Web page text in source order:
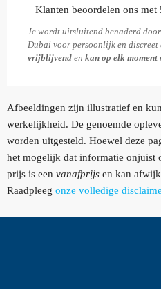
Klanten beoordelen ons met
Je wordt uitsluitend benaderd
Dubai voor persoonlijk en discreet
vrijblijvend en kan op elk moment
Afbeeldingen zijn illustratief en
werkelijkheid. De genoemde
worden uitgesteld. Hoewel deze
het mogelijk dat informatie onjuist
prijs is een vanafprijs en kan
Raadpleeg onze volledige